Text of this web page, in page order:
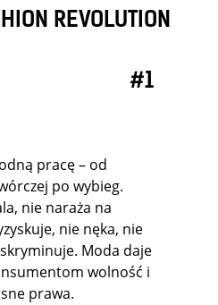
REVOLUTION
#1
pracę – od
po wybieg.
nie naraża na
nie nęka, nie
Moda daje
wolność i
prawa.